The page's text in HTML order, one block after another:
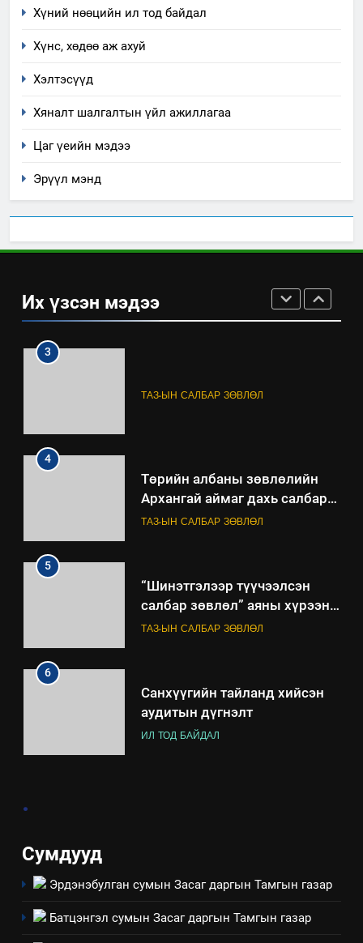
Хүний нөөцийн ил тод байдал
Хүнс, хөдөө аж ахуй
Хэлтэсүүд
Хяналт шалгалтын үйл ажиллагаа
Цаг үеийн мэдээ
Эрүүл мэнд
Их үзсэн мэдээ
Мэдээлэл хариуцагчийн
ашиглаж байгаа техник,
НЭЭЛТТЭЙ ЗАСГИЙН ТҮНШЛЭЛ
2
ШИЙДНЭ” ӨДРИЙГ ЗОХИОН
БАЙГУУЛНА
ЗАР ТАЗ-ЫН САЛБАР ЗӨВЛӨЛ
3
ТАЗ-ЫН САЛБАР ЗӨВЛӨЛ
4
Төрийн албаны зөвлөлийн
Архангай аймаг дахь салбар
зөвлөлийн 2025 оны үйл
ТАЗ-ЫН САЛБАР ЗӨВЛӨЛ
5
“Шинэтгэлээр түүчээлсэн
салбар зөвлөл” аяны хүрээнд
зохион байгуулах арга
ТАЗ-ЫН САЛБАР ЗӨВЛӨЛ
6
Санхүүгийн тайланд хийсэн
аудитын дүгнэлт
ИЛ ТОД БАЙДАЛ
8
явуулж байгаа үйл ажиллагаа,
.
Сумдууд
Эрдэнэбулган сумын Засаг даргын Тамгын газар
Батцэнгэл сумын Засаг даргын Тамгын газар